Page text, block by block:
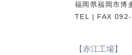
福岡県福岡市博
TEL | FAX
【赤江工場】